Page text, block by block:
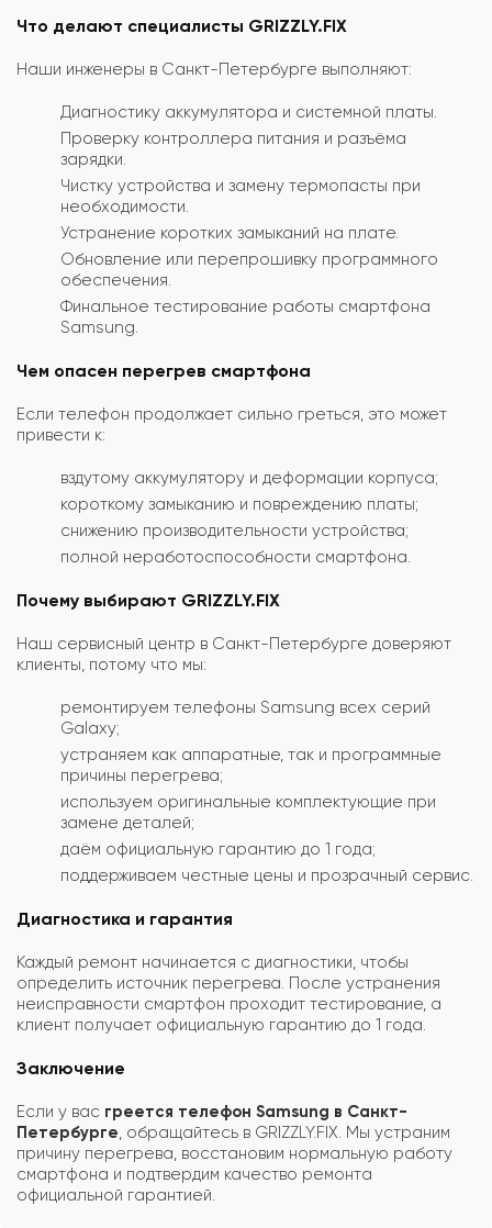
Что делают специалисты GRIZZLY.FIX
Наши инженеры в Санкт-Петербурге выполняют:
Диагностику аккумулятора и системной платы.
Проверку контроллера питания и разъёма
зарядки.
Чистку устройства и замену термопасты при
необходимости.
Устранение коротких замыканий на плате.
Обновление или перепрошивку программного
обеспечения.
Финальное тестирование работы смартфона
Samsung.
Чем опасен перегрев смартфона
Если телефон продолжает сильно греться, это может
привести к:
вздутому аккумулятору и деформации корпуса;
короткому замыканию и повреждению платы;
снижению производительности устройства;
полной неработоспособности смартфона.
Почему выбирают GRIZZLY.FIX
Наш сервисный центр в Санкт-Петербурге доверяют
клиенты, потому что мы:
ремонтируем телефоны Samsung всех серий
Galaxy;
устраняем как аппаратные, так и программные
причины перегрева;
используем оригинальные комплектующие при
замене деталей;
даём официальную гарантию до 1 года;
поддерживаем честные цены и прозрачный сервис.
Диагностика и гарантия
Каждый ремонт начинается с диагностики, чтобы
определить источник перегрева. После устранения
неисправности смартфон проходит тестирование, а
клиент получает официальную гарантию до 1 года.
Заключение
Если у вас греется телефон Samsung в Санкт-
Петербурге , обращайтесь в GRIZZLY.FIX. Мы устраним
причину перегрева, восстановим нормальную работу
смартфона и подтвердим качество ремонта
официальной гарантией.